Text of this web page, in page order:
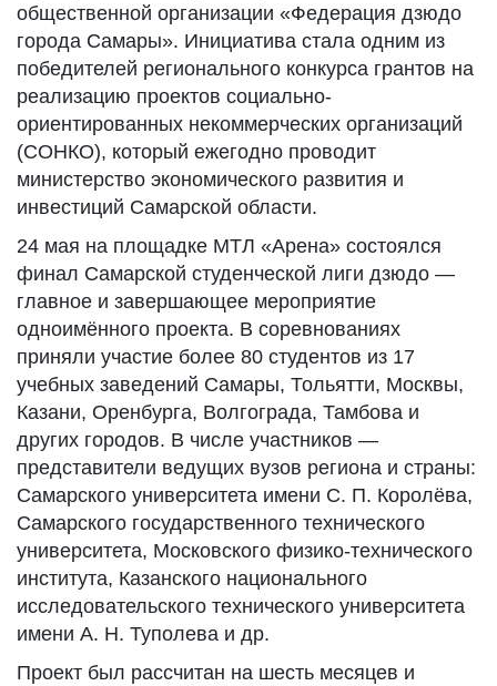
общественной организации «Федерация дзюдо
города Самары». Инициатива стала одним из
победителей регионального конкурса грантов на
реализацию проектов социально-
ориентированных некоммерческих организаций
(СОНКО), который ежегодно проводит
министерство экономического развития и
инвестиций Самарской области.
24 мая на площадке МТЛ «Арена» состоялся
финал Самарской студенческой лиги дзюдо —
главное и завершающее мероприятие
одноимённого проекта. В соревнованиях
приняли участие более 80 студентов из 17
учебных заведений Самары, Тольятти, Москвы,
Казани, Оренбурга, Волгограда, Тамбова и
других городов. В числе участников —
представители ведущих вузов региона и страны:
Самарского университета имени С. П. Королёва,
Самарского государственного технического
университета, Московского физико-технического
института, Казанского национального
исследовательского технического университета
имени А. Н. Туполева и др.
Проект был рассчитан на шесть месяцев и